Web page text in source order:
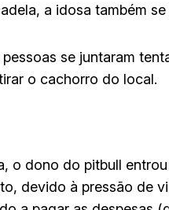
a idosa também se
se juntaram
o cachorro do local.
o dono do pitbull
devido à pressão de